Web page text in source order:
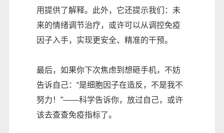
用提供了解释。此外，它还提示我们：未
来的情绪调节治疗，或许可以从调控免疫
因子入手，实现更安全、精准的干预。
最后，如果你下次焦虑到想砸手机，不妨
告诉自己：“是细胞因子在造反，不是我不
努力！”——科学告诉你，放过自己，或许
该去查查免疫指标了。